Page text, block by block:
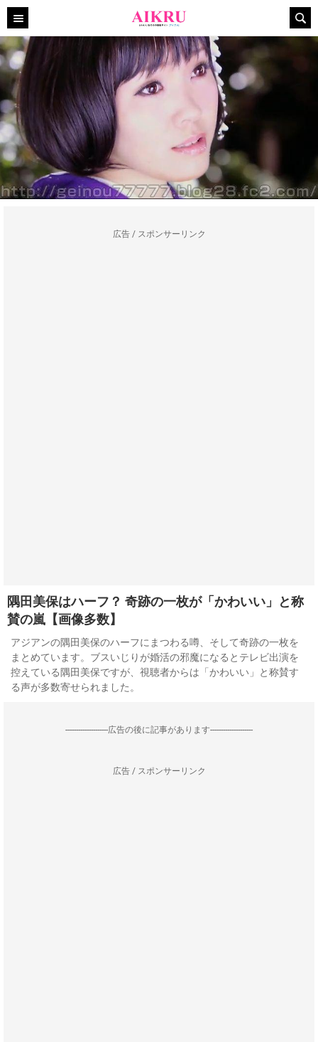
広告 / スポンサーリンク
隅田美保はハーフ？ 奇跡の一枚が「かわいい」と称
賛の嵐【画像多数】
アジアンの隅田美保のハーフにまつわる噂、そして奇跡の一枚を
まとめています。ブスいじりが婚活の邪魔になるとテレビ出演を
控えている隅田美保ですが、視聴者からは「かわいい」と称賛す
る声が多数寄せられました。
--------------------広告の後に記事があります--------------------
広告 / スポンサーリンク